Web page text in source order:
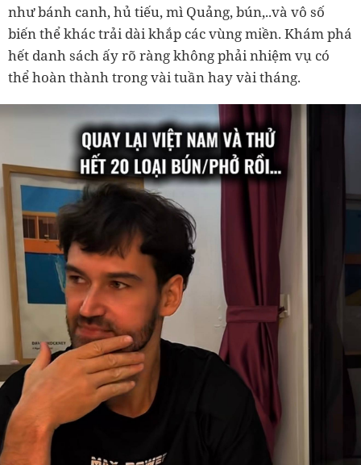
như bánh canh, hủ tiếu, mì Quảng, bún,..và vô số
biến thể khác trải dài khắp các vùng miền. Khám phá
hết danh sách ấy rõ ràng không phải nhiệm vụ có
thể hoàn thành trong vài tuần hay vài tháng.